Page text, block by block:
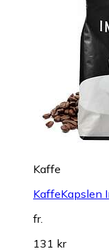
Kaffe
KaffeKapslen
fr.
131 kr